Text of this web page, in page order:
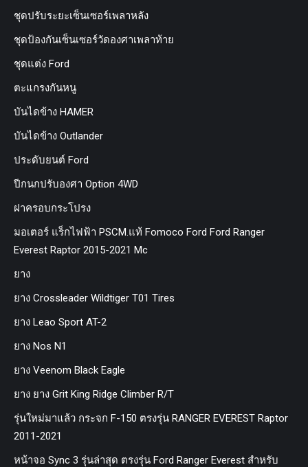
ชุดปรับระยะเซ็นเซอร์เพลาหลัง
ชุดป้องกันเซ็นเซอร์วัดองศาเพลาท้าย
ชุดแต่ง Ford
ตะแกรงกันหนู
บันไดข้าง HAMER
บันไดข้าง Outlander
ประดับยนต์ Ford
ปีกนกปรับองศา Option 4WD
ฝาครอบกระโปรง
มอเตอร์ แร็กไฟฟ้า PSCM.แท้ Fomoco Ford Ford Ranger
Everest Raptor 2015-2021 Mc
ยาง
ยาง Crossleader Wildtiger T01 Tires
ยาง Leao Sport AT-2
ยาง Nos N1
ยาง Veenom Black Eagle
ยาง ยาง Grit King Ridge Climber R/T
รุ่นใหม่มาแล้ว กระจก F-150 ตรงรุ่น RANGER EVEREST Raptor
2011-2021
หน้าจอ Sync 3 รุ่นล่าสุด ตรงรุ่น Ford Ranger Everest สำหรับ